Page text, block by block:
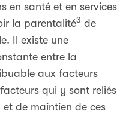
en santé et en services
la parentalité3 de
Il existe une
entre la
aux facteurs
qui y sont reliés
de maintien de ces